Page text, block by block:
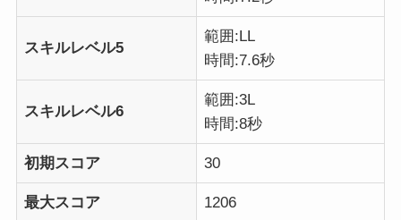
スキルレベル5
範囲:LL
時間:7.6秒
スキルレベル6
範囲:3L
時間:8秒
初期スコア 30
最大スコア 1206